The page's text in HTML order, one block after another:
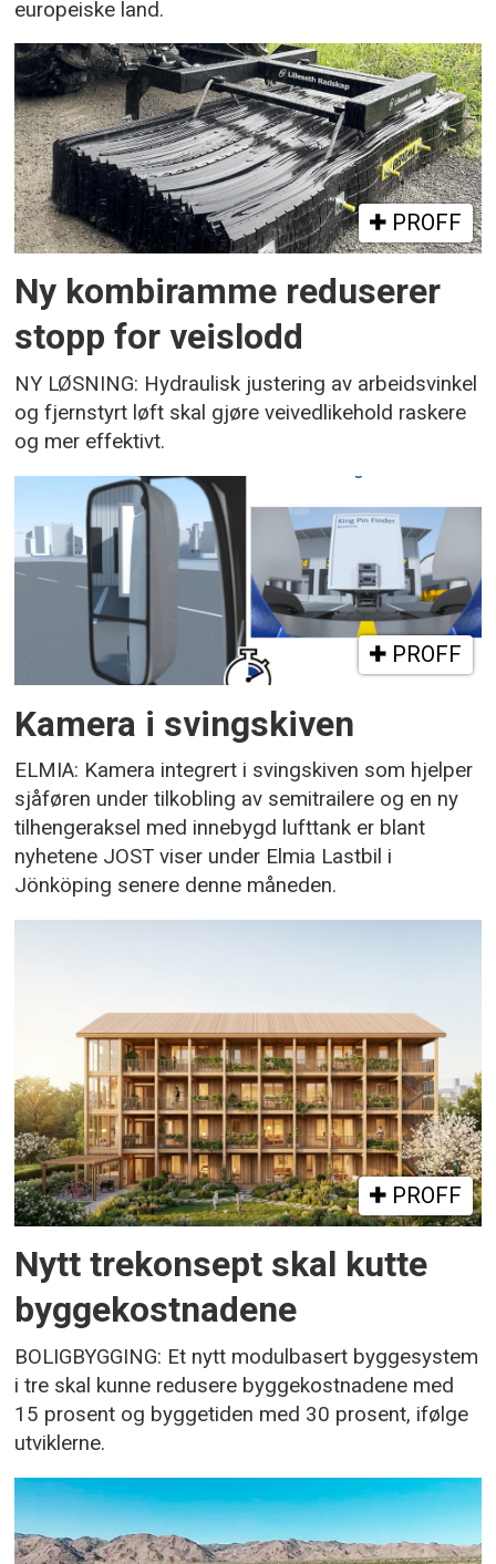
europeiske land.
PROFF
Ny kombiramme reduserer
stopp for veislodd
NY LØSNING: Hydraulisk justering av arbeidsvinkel
og fjernstyrt løft skal gjøre veivedlikehold raskere
og mer effektivt.
PROFF
Kamera i svingskiven
ELMIA: Kamera integrert i svingskiven som hjelper
sjåføren under tilkobling av semitrailere og en ny
tilhengeraksel med innebygd lufttank er blant
nyhetene JOST viser under Elmia Lastbil i
Jönköping senere denne måneden.
PROFF
Nytt trekonsept skal kutte
byggekostnadene
BOLIGBYGGING: Et nytt modulbasert byggesystem
i tre skal kunne redusere byggekostnadene med
15 prosent og byggetiden med 30 prosent, ifølge
utviklerne.